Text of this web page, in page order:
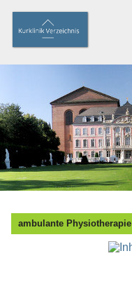
ambulante Physiotherapie